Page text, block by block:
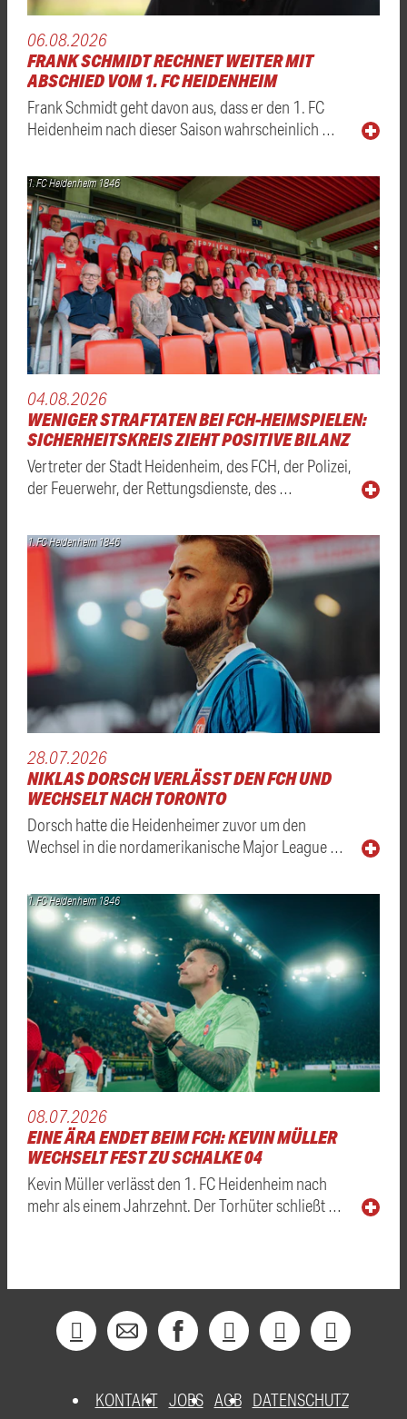
06.08.2026
FRANK SCHMIDT RECHNET WEITER MIT
ABSCHIED VOM 1. FC HEIDENHEIM
Frank Schmidt geht davon aus, dass er den 1. FC
Heidenheim nach dieser Saison wahrscheinlich …
1. FC Heidenheim 1846
04.08.2026
WENIGER STRAFTATEN BEI FCH-HEIMSPIELEN:
SICHERHEITSKREIS ZIEHT POSITIVE BILANZ
Vertreter der Stadt Heidenheim, des FCH, der Polizei,
der Feuerwehr, der Rettungsdienste, des …
1. FC Heidenheim 1846
28.07.2026
NIKLAS DORSCH VERLÄSST DEN FCH UND
WECHSELT NACH TORONTO
Dorsch hatte die Heidenheimer zuvor um den
Wechsel in die nordamerikanische Major League …
1. FC Heidenheim 1846
08.07.2026
EINE ÄRA ENDET BEIM FCH: KEVIN MÜLLER
WECHSELT FEST ZU SCHALKE 04
Kevin Müller verlässt den 1. FC Heidenheim nach
mehr als einem Jahrzehnt. Der Torhüter schließt …
KONTAKT JOBS AGB DATENSCHUTZ